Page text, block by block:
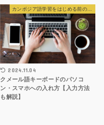
2024.11.04
クメール語キーボードのパソコ
ン・スマホへの入れ方【入力方法
も解説】